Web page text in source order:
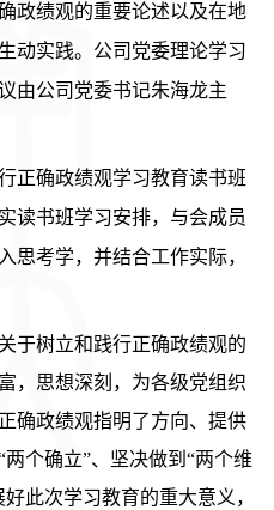
政绩观的重要论述以及在地
动实践。公司党委理论学习
由公司党委书记朱海龙主
正确政绩观学习教育读书班
读书班学习安排，与会成员
思考学， 并结合工作实际，
于树立和践行正确政绩观的
，思想深刻，为各级党组织
确政绩观指明了方向、提供
两个确立”、坚决做到“两个维
此次学习教育的重大意义，